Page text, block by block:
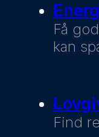
Få
kan
Find